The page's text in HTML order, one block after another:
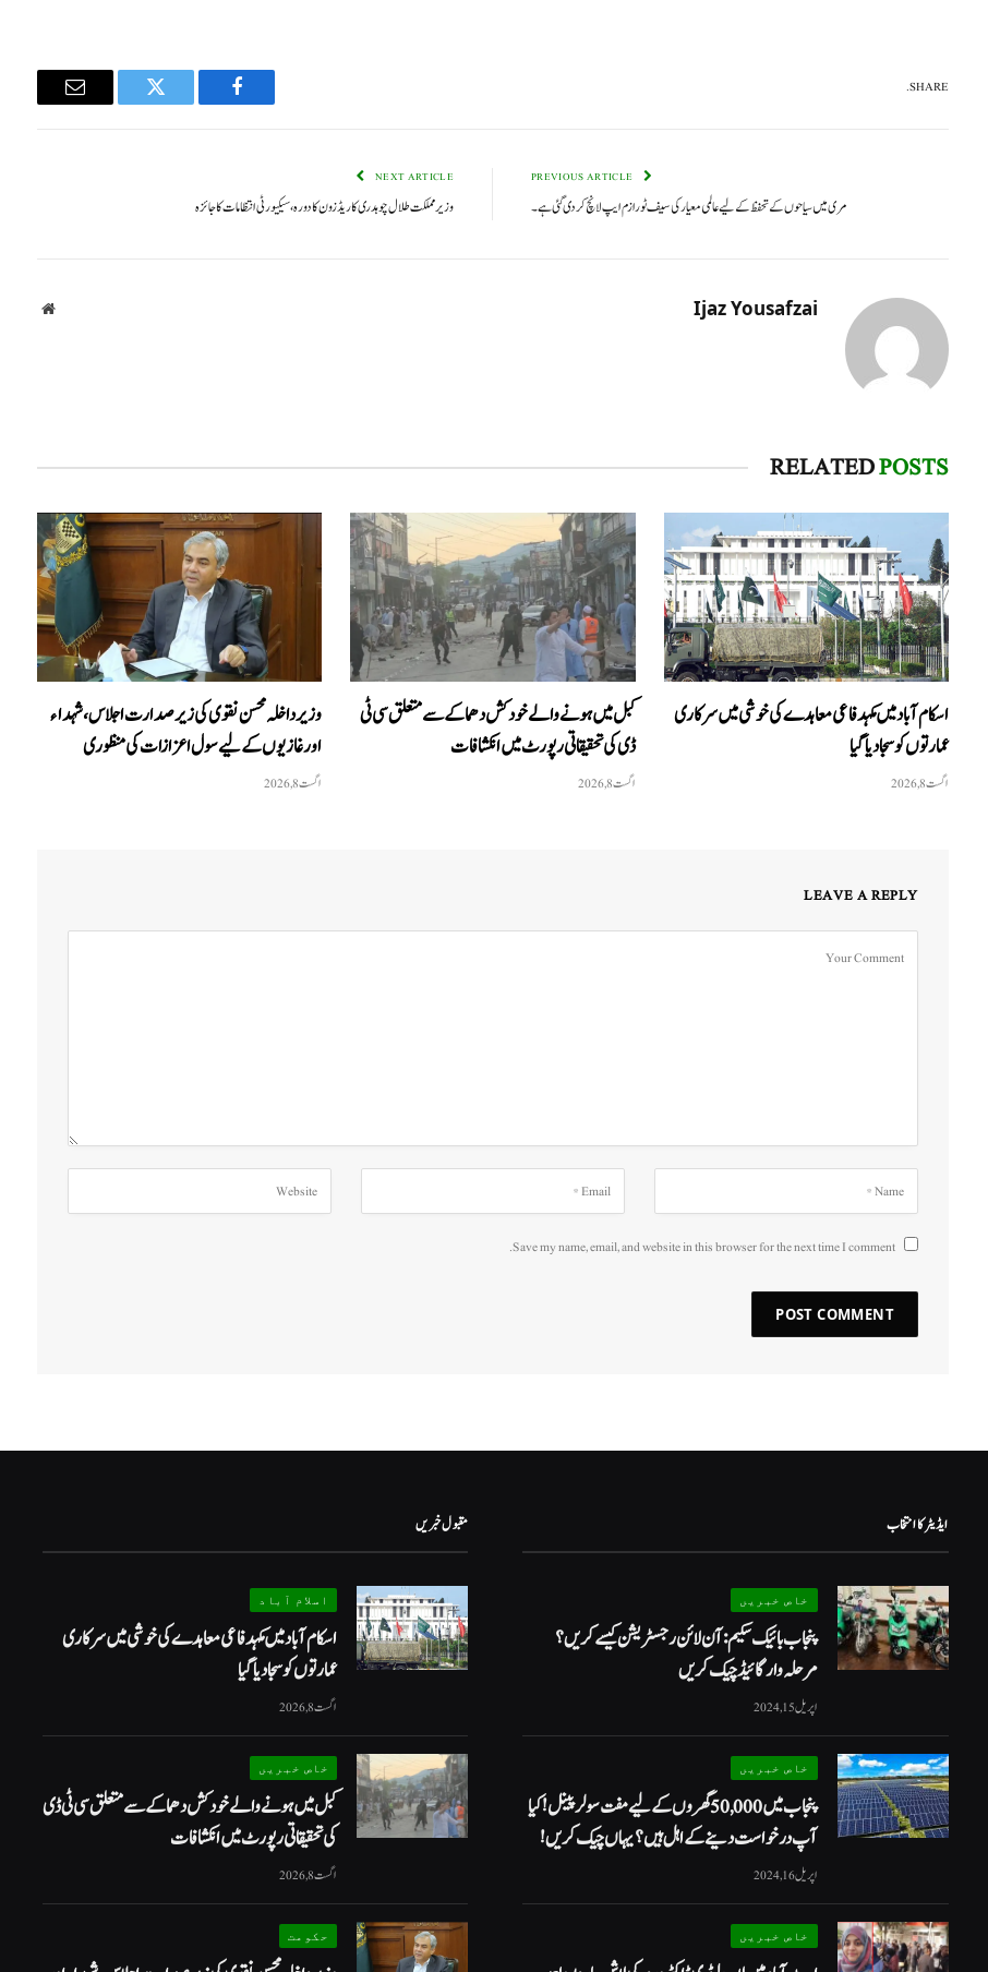
SHARE.
Facebook
Twitter
Email
مری میں سیاحوں کے تحفظ کے لیے عالمی معیار کی سیف ٹورازم ایپ لانچ کر دی گئی ہے۔
NEXT ARTICLE
وزیر مملکت طلال چوہدری کا ریڈ زون کا دورہ، سیکیورٹی انتظامات کا جائزہ
Ijaz Yousafzai
Website
RELATEDPOSTS
اسکام آباد میں مکہدفاعی معاہدے کی خوشی میں سرکاری
عمارتوں کو سجا دیا گیا
اگست 8, 2026
کبل میں ہونے والے خودکش دھماکے سے متعلق سی ٹی
ڈی کی تحقیقاتی رپورٹ میں انکشافات
اگست 8, 2026
وزیرداخلہ محسن نقوی کی زیر صدارت اجلاس، شہداء
اور غازیوں کے لیے سول اعزازات کی منظوری
اگست 8, 2026
LEAVE A REPLY
Save my name, email, and website in this browser for the next time I comment.
ایڈیٹر کا انتخاب
خاص خبریں
پنجاب بائیک سکیم: آن لائن رجسٹریشن کیسے کریں؟
مرحلہ وار گائیڈ چیک کریں
اپریل 15, 2024
خاص خبریں
پنجاب میں 50,000 گھروں کے لیے مفت سولر پینل! کیا
آپ درخواست دینے کے اہل ہیں؟ یہاں چیک کریں!
اپریل 16, 2024
خاص خبریں
مقبول خبریں
اسلام آباد
اسکام آباد میں مکہدفاعی معاہدے کی خوشی میں سرکاری
عمارتوں کو سجا دیا گیا
اگست 8, 2026
خاص خبریں
کبل میں ہونے والے خودکش دھماکے سے متعلق سی ٹی ڈی
کی تحقیقاتی رپورٹ میں انکشافات
اگست 8, 2026
حکومت